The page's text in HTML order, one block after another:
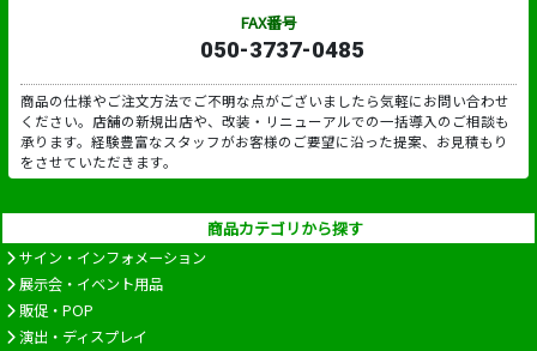
FAX番号
050-3737-0485
商品の仕様やご注文方法でご不明な点がございましたら気軽にお問い合わせ
ください。店舗の新規出店や、改装・リニューアルでの一括導入のご相談も
承ります。経験豊富なスタッフがお客様のご要望に沿った提案、お見積もり
をさせていただきます。
商品カテゴリから探す
サイン・インフォメーション
展示会・イベント用品
販促・POP
演出・ディスプレイ